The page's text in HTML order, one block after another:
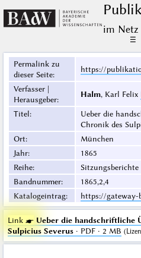
im Netz
☰
Permalink zu
dieser Seite:
https://
Verfasser |
Herausgeber:
Halm, Karl Felix
Titel:
Ueber die
Chronik des
Ort:
München
Jahr:
1865
Reihe:
Sitzungsberichte
Bandnummer:
1865,2,4
Katalogeintrag: https://gateway-
Link ☛ Ueber die handschriftliche
Sulpicius Severus· PDF · 2 MB (